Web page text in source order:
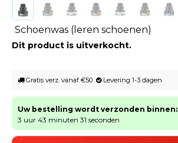
Schoenwas (leren schoenen)
Dit product is uitverkocht.
Gratis verz. vanaf €50 Levering 1-3 dagen
Uw bestelling wordt verzonden binnen:
3 uur 43 minuten 31 seconden